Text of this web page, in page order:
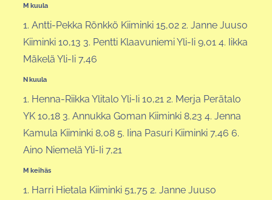
M kuula
1. Antti-Pekka Rönkkö Kiiminki 15,02 2. Janne Juuso
Kiiminki 10,13 3. Pentti Klaavuniemi Yli-Ii 9,01 4. Iikka
Mäkelä Yli-Ii 7,46
N kuula
1. Henna-Riikka Ylitalo Yli-Ii 10,21 2. Merja Perätalo
YK 10,18 3. Annukka Goman Kiiminki 8,23 4. Jenna
Kamula Kiiminki 8,08 5. Iina Pasuri Kiiminki 7,46 6.
Aino Niemelä Yli-Ii 7,21
M keihäs
1. Harri Hietala Kiiminki 51,75 2. Janne Juuso